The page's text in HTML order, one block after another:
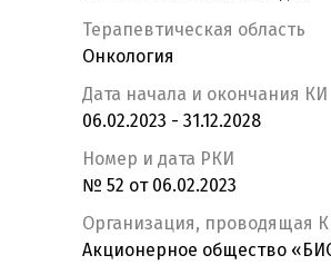
Терапевтическая область
Онкология
Дата начала и окончания КИ
06.02.2023 - 31.12.2028
Номер и дата РКИ
№ 52 от 06.02.2023
Организация, проводящая
Акционерное общество